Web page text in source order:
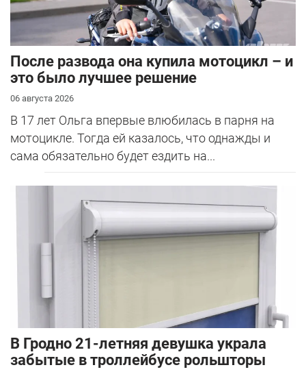
После развода она купила мотоцикл – и
это было лучшее решение
06 августа 2026
В 17 лет Ольга впервые влюбилась в парня на
мотоцикле. Тогда ей казалось, что однажды и
сама обязательно будет ездить на...
В Гродно 21-летняя девушка украла
забытые в троллейбусе рольшторы